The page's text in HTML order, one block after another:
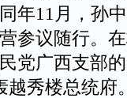
年11月，孙
参议随行。
党广西支部
秀楼总统府